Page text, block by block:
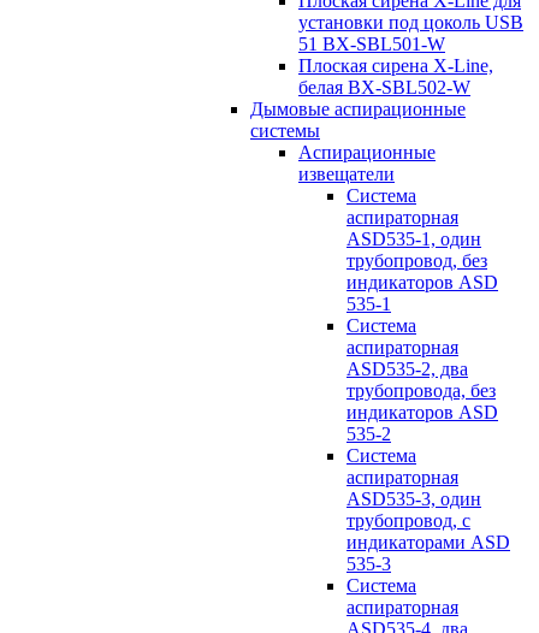
установки под цоколь USB
51 BX-SBL501-W
Плоская сирена X-Line,
белая BX-SBL502-W
Дымовые аспирационные
системы
Аспирационные
извещатели
Система
аспираторная
ASD535-1, один
трубопровод, без
индикаторов ASD
535-1
Система
аспираторная
ASD535-2, два
трубопровода, без
индикаторов ASD
535-2
Система
аспираторная
ASD535-3, один
трубопровод, с
индикаторами ASD
535-3
Система
аспираторная
ASD535-4, два